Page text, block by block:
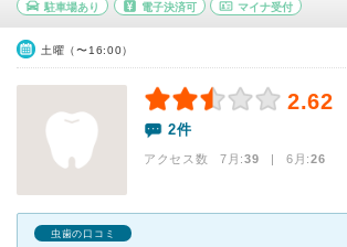
駐車場あり 電子決済可 マイナ受付
土曜（〜16:00）
2.62
2件
アクセス数 7月:39 | 6月:26
虫歯の口コミ